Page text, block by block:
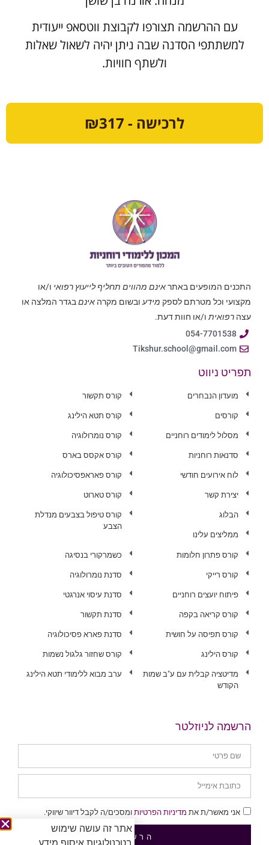
עם ההרשמה תצורפו לקבוצת ווטסאפ ייעודית
למשתתפי הסדנה שבה ניתן יהיה לשאול שאלות
ולשתף חוויות.
לרכישה - ₪317
התכנים המופעים באתראינם מהווים תחליף לייעוץ רפואי ו/או
מקצועי וכל מטרתם לספק מידע ובשום מקרה אינםבגדר המלצה או
עצה רפואית ו/או חוות דעת.
054-7701538
Tikshur.school@gmail.com
תפריט ניווט
מועדון הנבחרים
קורסים
מסלול לימודים רוחניים
סדנאות רוחניות
לוח אירועים חודשי
יצירת קשר
הבלוג
ממליצים עלינו
קורס תקשור
קורס תטא הילינג
קורס נומרולוגיה
קורס אקסס בארס
קורס פאראפסיכולוגיה
קורס טארוט
קורס טיפול בצבעים מנדלת
הצבע
קורס פתרון חלומות
קורס רייקי
פיתוח יועצים רוחניים
קורס קריאה בקפה
קורס תפיסה על חושית
קורס הילינג
מדיטציה קבלית עם ע"ב שמות
הקודש
כשמרקורי בנסיגה
סדנת נומרולוגיה
סדנת עיסוי אנרגטי
סדנת תקשור
סדנת פארא פסיכולוגיה
קורס שחזור גלגול נשמות
ערב מבוא ללימודי תטא הילינג
הרשמה לניוזלטר
אני מאשר/ת את מדיניות הפרטיות ומסכים/ה לקבל דיוור שיווקי.
הרשמה
אתר זה עושה שימוש
בטכנולוגיות איסוף מידע,